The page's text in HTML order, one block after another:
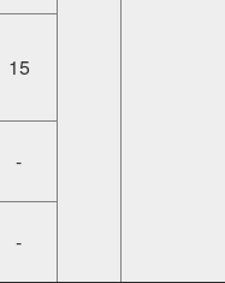
15
-
-